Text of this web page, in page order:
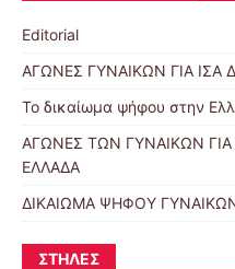
Editorial
ΑΓΩΝΕΣ ΓΥΝΑΙΚΩΝ ΓΙΑ ΙΣΑ
Το δικαίωμα ψήφου στην
ΑΓΩΝΕΣ ΤΩΝ ΓΥΝΑΙΚΩΝ
ΕΛΛΑΔΑ
ΔΙΚΑΙΩΜΑ ΨΗΦΟΥ
ΣΤΉΛΕΣ